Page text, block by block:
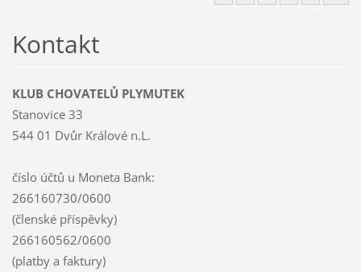
Kontakt
KLUB CHOVATELŮ PLYMUTEK
Stanovice 33
544 01 Dvůr Králové n.L.
číslo účtů u Moneta Bank:
266160730/0600
(členské příspěvky)
266160562/0600
(platby a faktury)